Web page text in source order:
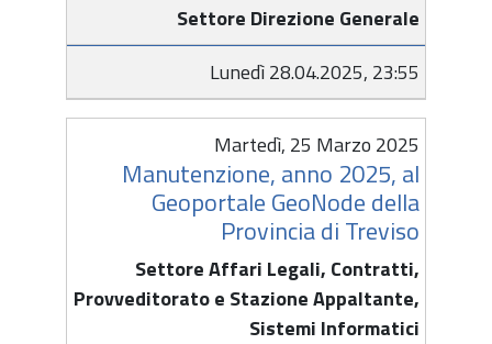
Settore Direzione Generale
Lunedì 28.04.2025, 23:55
Martedì, 25 Marzo 2025
Manutenzione, anno 2025, al
Geoportale GeoNode della
Provincia di Treviso
Settore Affari Legali, Contratti,
Provveditorato e Stazione Appaltante,
Sistemi Informatici